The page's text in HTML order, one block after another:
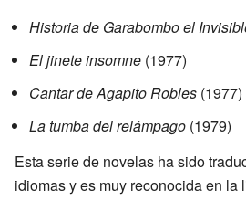
Historia de Garabombo el
El jinete insomne (1977)
Cantar de Agapito Robles (1977)
La tumba del relámpago (1979)
Esta serie de novelas ha sido
idiomas y es muy reconocida en la